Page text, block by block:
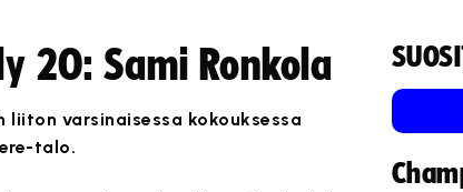
20: Sami Ronkola
varsinaisessa kokouksessa
talo.